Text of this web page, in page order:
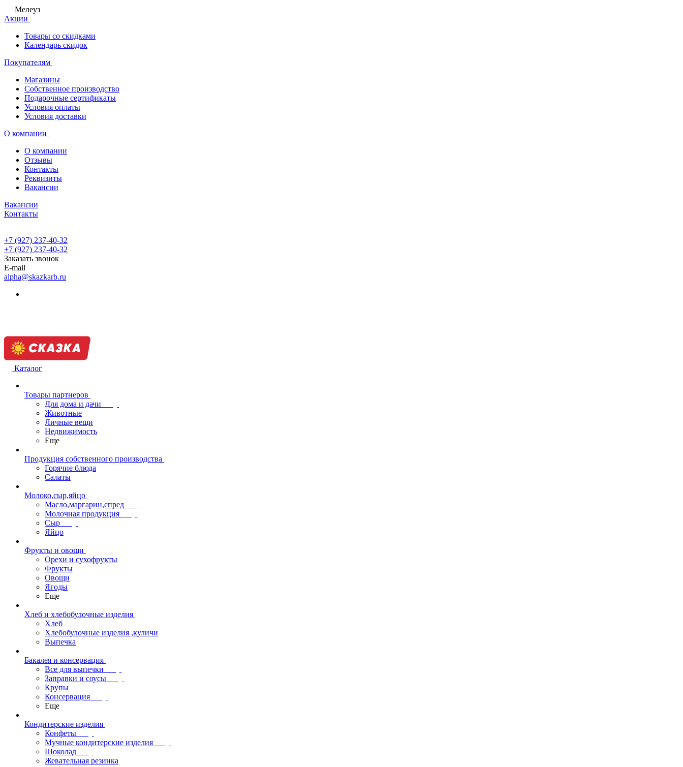
Мелеуз
Акции
Товары со скидками
Календарь скидок
Покупателям
Магазины
Собственное производство
Подарочные сертификаты
Условия оплаты
Условия доставки
О компании
О компании
Отзывы
Контакты
Реквизиты
Вакансии
Вакансии
Контакты
+7 (927) 237-40-32
+7 (927) 237-40-32
Заказать звонок
E-mail
alpha@skazkarb.ru
Каталог
Товары партнеров
Для дома и дачи
Животные
Личные вещи
Недвижимость
Еще
Продукция собственного производства
Горячие блюда
Салаты
Молоко,сыр,яйцо
Масло,маргарин,спред
Молочная продукция
Сыр
Яйцо
Фрукты и овощи
Орехи и сухофрукты
Фрукты
Овощи
Ягоды
Еще
Хлеб и хлебобулочные изделия
Хлеб
Хлебобулочные изделия ,куличи
Выпечка
Бакалея и консервация
Все для выпечки
Заправки и соусы
Крупы
Консервация
Еще
Кондитерские изделия
Конфеты
Мучные кондитерские изделия
Шоколад
Жевательная резинка